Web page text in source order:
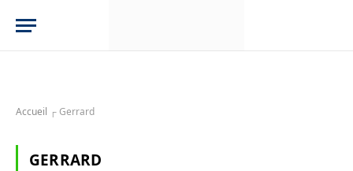
Accueil ┌Gerrard
GERRARD